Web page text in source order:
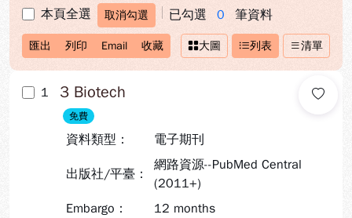
本頁全選 取消勾選 已勾選 0 筆資料
匯出 列印 Email 收藏 大圖 列表 清單
1 3 Biotech
免費
資料類型： 電子期刊
出版社/平臺：
網路資源--PubMed Central
(2011+)
Embargo：
12 months